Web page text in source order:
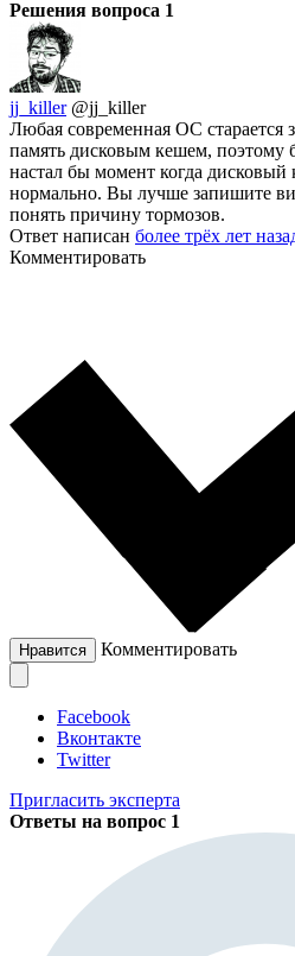
Решения вопроса 1
jj_killer @jj_killer
Любая современная ОС старается
память дисковым кешем, поэтому
настал бы момент когда
нормально. Вы лучше запишите
понять причину тормозов.
Ответ написан более трёх лет
Комментировать
Нравится Комментировать
Facebook
Вконтакте
Twitter
Пригласить эксперта
Ответы на вопрос 1